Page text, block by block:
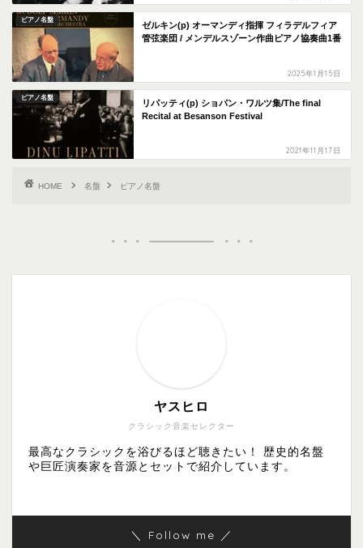
ピアノ名盤
ゼルキン(p) オーマンディ指揮 フィラデルフィア
管弦楽団 / メンデルスゾーン作曲ピアノ協奏曲1番
2025年1月15日
ピアノ名盤
リパッティ(p) ショパン・ワルツ集/The final
Recital at Besanson Festival
2021年11月17日
HOME 名盤 ピアノ名盤
クラシック音楽セレクター
ヤスヒロ
最高なクラシックを浴びるほど聴きたい！ 歴史的名盤
や巨匠演奏家を音源とセットで紹介しています。
＼ Follow me ／